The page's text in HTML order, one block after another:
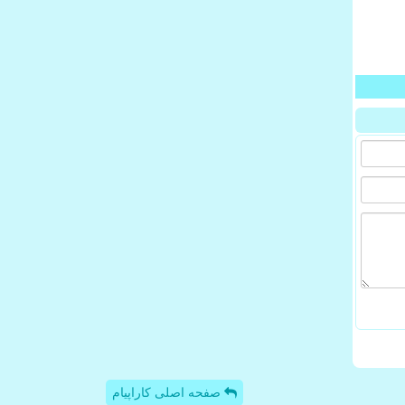
صفحه اصلی کاراپیام